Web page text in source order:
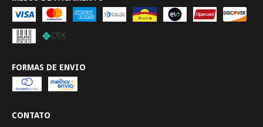
FORMAS DE ENVIO
CONTATO